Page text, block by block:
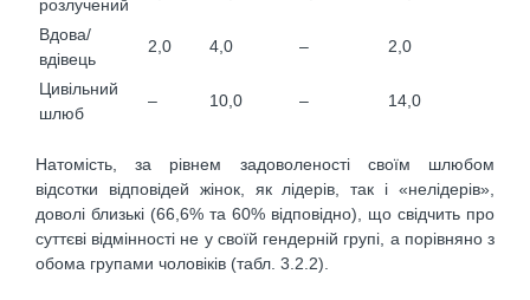
розлучений
Вдова/
вдівець
2,0 4,0 – 2,0
Цивільний
шлюб
– 10,0 – 14,0
Натомість, за рівнем задоволеності своїм шлюбом
відсотки відповідей жінок, як лідерів, так і «нелідерів»,
доволі близькі (66,6% та 60% відповідно), що свідчить про
суттєві відмінності не у своїй гендерній групі, а порівняно з
обома групами чоловіків (табл. 3.2.2).